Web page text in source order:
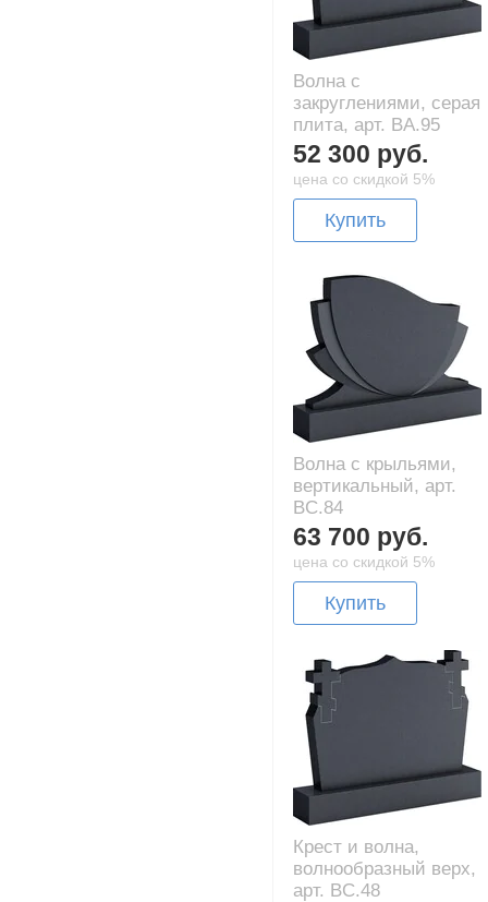
Волна с
закруглениями, серая
плита, арт. BA.95
52 300 руб.
цена со скидкой 5%
Купить
Волна с крыльями,
вертикальный, арт.
BC.84
63 700 руб.
цена со скидкой 5%
Купить
Крест и волна,
волнообразный верх,
арт. BC.48